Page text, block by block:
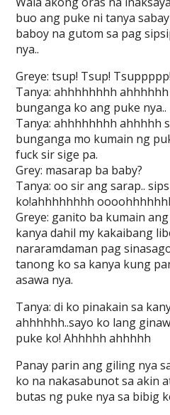
buo ang puke ni tanya
baboy na gutom sa pag
nya..
Greye: tsup! Tsup! Tsuppppp!
Tanya: ahhhhhhhh
bunganga ko ang puke nya..
Tanya: ahhhhhhhh ahhhhh
bunganga mo kumain ng
fuck sir sige pa.
Grey: masarap ba baby?
Tanya: oo sir ang sarap..
ko!ahhhhhhhh
Greye: ganito ba kumain
kanya dahil my kakaibang
nararamdaman pag
tanong ko sa kanya kung
asawa nya.
Tanya: di ko pinakain sa
ahhhhhh..sayo ko lang
puke ko! Ahhhhh ahhhhh
Panay parin ang giling nya
ko na nakasabunot sa akin
butas ng puke nya sa bibig